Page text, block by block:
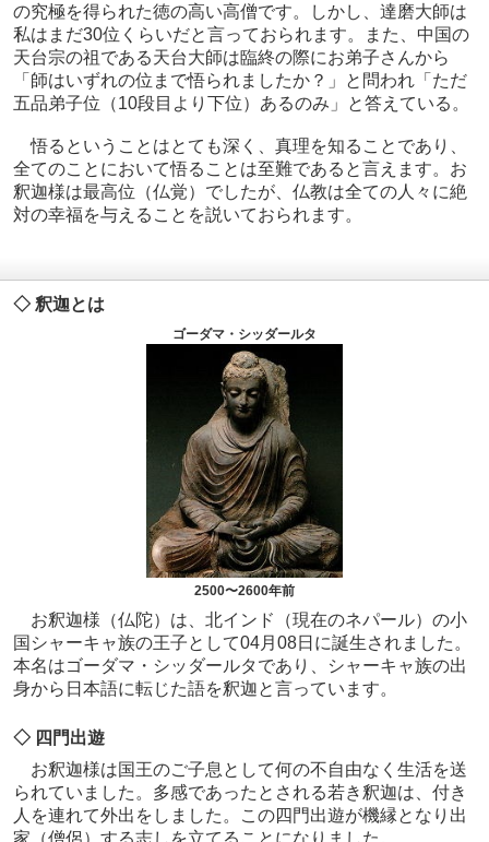
の究極を得られた徳の高い高僧です。しかし、達磨大師は
私はまだ30位くらいだと言っておられます。また、中国の
天台宗の祖である天台大師は臨終の際にお弟子さんから
「師はいずれの位まで悟られましたか？」と問われ「ただ
五品弟子位（10段目より下位）あるのみ」と答えている。
悟るということはとても深く、真理を知ることであり、
全てのことにおいて悟ることは至難であると言えます。お
釈迦様は最高位（仏覚）でしたが、仏教は全ての人々に絶
対の幸福を与えることを説いておられます。
◇ 釈迦とは
ゴーダマ・シッダールタ
2500〜2600年前
お釈迦様（仏陀）は、北インド（現在のネパール）の小
国シャーキャ族の王子として04月08日に誕生されました。
本名はゴーダマ・シッダールタであり、シャーキャ族の出
身から日本語に転じた語を釈迦と言っています。
◇ 四門出遊
お釈迦様は国王のご子息として何の不自由なく生活を送
られていました。多感であったとされる若き釈迦は、付き
人を連れて外出をしました。この四門出遊が機縁となり出
家（僧侶）する志しを立てることになりました。